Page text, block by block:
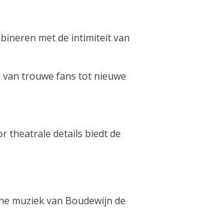
met de intimiteit van
trouwe fans tot nieuwe
theatrale details biedt de
muziek van Boudewijn de